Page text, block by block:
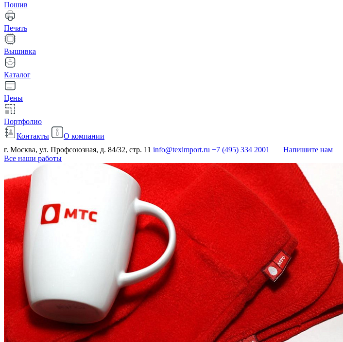
Пошив
Печать
Вышивка
Каталог
Цены
Портфолио
Контакты
О компании
г. Москва, ул. Профсоюзная, д. 84/32, стр. 11 info@teximport.ru +7 (495) 334 2001
Напишите нам
Все наши работы